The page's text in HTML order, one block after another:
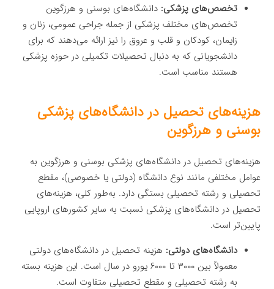
تخصص‌های پزشکی: دانشگاه‌های بوسنی و هرزگوین
تخصص‌های مختلف پزشکی از جمله جراحی عمومی، زنان و
زایمان، کودکان و قلب و عروق را نیز ارائه می‌دهند که برای
دانشجویانی که به دنبال تحصیلات تکمیلی در حوزه پزشکی
هستند مناسب است.
هزینه‌های تحصیل در دانشگاه‌های پزشکی
بوسنی و هرزگوین
هزینه‌های تحصیل در دانشگاه‌های پزشکی بوسنی و هرزگوین به
عوامل مختلفی مانند نوع دانشگاه (دولتی یا خصوصی)، مقطع
تحصیلی و رشته تحصیلی بستگی دارد. به‌طور کلی، هزینه‌های
تحصیل در دانشگاه‌های پزشکی نسبت به سایر کشورهای اروپایی
پایین‌تر است.
دانشگاه‌های دولتی: هزینه تحصیل در دانشگاه‌های دولتی
معمولاً بین ۳۰۰۰ تا ۶۰۰۰ یورو در سال است. این هزینه بسته
به رشته تحصیلی و مقطع تحصیلی متفاوت است.